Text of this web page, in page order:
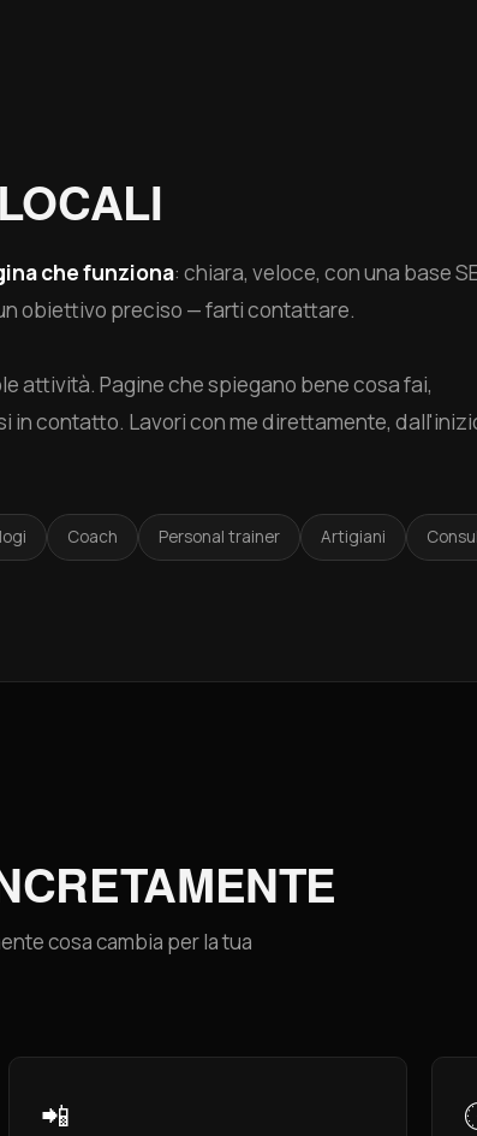
che funziona: chiara, veloce, con una base
obiettivo preciso — farti contattare.
attività. Pagine che spiegano bene cosa fai,
contatto. Lavori con me direttamente,
Coach Personal trainer Artigiani
cosa cambia per la tua
📲